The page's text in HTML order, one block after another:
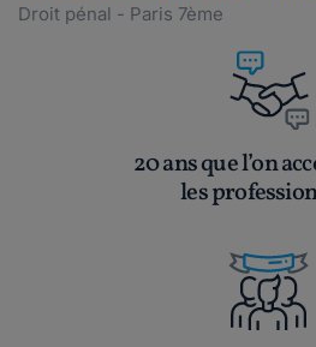
Droit pénal - Paris 7ème
20 ans que l’on
les